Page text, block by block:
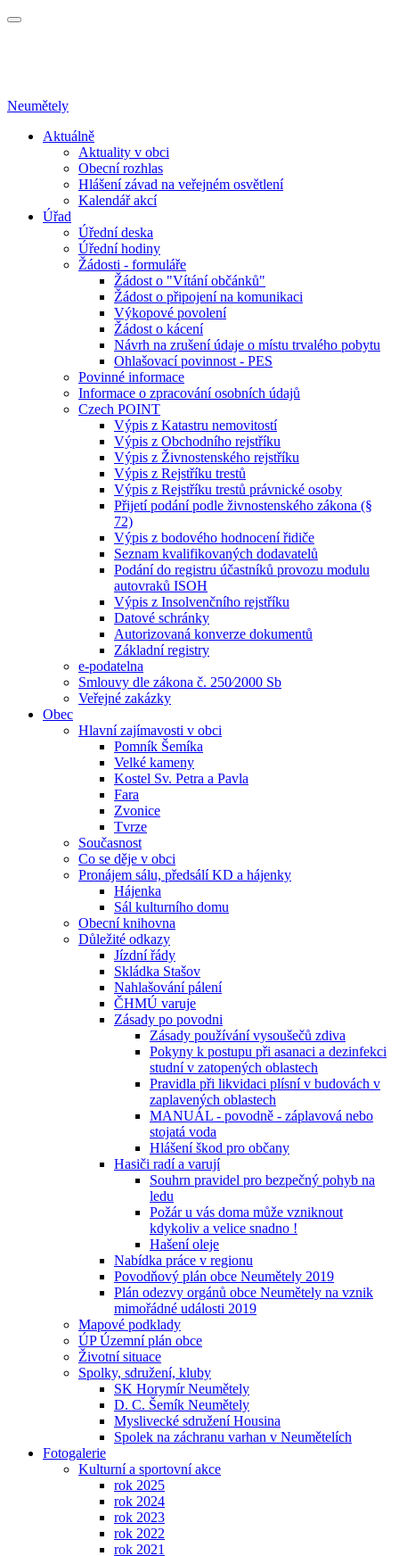
Neumětely
Aktuálně
Aktuality v obci
Obecní rozhlas
Hlášení závad na veřejném osvětlení
Kalendář akcí
Úřad
Úřední deska
Úřední hodiny
Žádosti - formuláře
Žádost o "Vítání občánků"
Žádost o připojení na komunikaci
Výkopové povolení
Žádost o kácení
Návrh na zrušení údaje o místu trvalého pobytu
Ohlašovací povinnost - PES
Povinné informace
Informace o zpracování osobních údajů
Czech POINT
Výpis z Katastru nemovitostí
Výpis z Obchodního rejstříku
Výpis z Živnostenského rejstříku
Výpis z Rejstříku trestů
Výpis z Rejstříku trestů právnické osoby
Přijetí podání podle živnostenského zákona (§
72)
Výpis z bodového hodnocení řidiče
Seznam kvalifikovaných dodavatelů
Podání do registru účastníků provozu modulu
autovraků ISOH
Výpis z Insolvenčního rejstříku
Datové schránky
Autorizovaná konverze dokumentů
Základní registry
e-podatelna
Smlouvy dle zákona č. 250⁄2000 Sb
Veřejné zakázky
Obec
Hlavní zajímavosti v obci
Pomník Šemíka
Velké kameny
Kostel Sv. Petra a Pavla
Fara
Zvonice
Tvrze
Současnost
Co se děje v obci
Pronájem sálu, předsálí KD a hájenky
Hájenka
Sál kulturního domu
Obecní knihovna
Důležité odkazy
Jízdní řády
Skládka Stašov
Nahlašování pálení
ČHMÚ varuje
Zásady po povodni
Zásady používání vysoušečů zdiva
Pokyny k postupu při asanaci a dezinfekci
studní v zatopených oblastech
Pravidla při likvidaci plísní v budovách v
zaplavených oblastech
MANUÁL - povodně - záplavová nebo
stojatá voda
Hlášení škod pro občany
Hasiči radí a varují
Souhrn pravidel pro bezpečný pohyb na
ledu
Požár u vás doma může vzniknout
kdykoliv a velice snadno !
Hašení oleje
Nabídka práce v regionu
Povodňový plán obce Neumětely 2019
Plán odezvy orgánů obce Neumětely na vznik
mimořádné události 2019
Mapové podklady
ÚP Územní plán obce
Životní situace
Spolky, sdružení, kluby
SK Horymír Neumětely
D. C. Šemík Neumětely
Myslivecké sdružení Housina
Spolek na záchranu varhan v Neumětelích
Fotogalerie
Kulturní a sportovní akce
rok 2025
rok 2024
rok 2023
rok 2022
rok 2021